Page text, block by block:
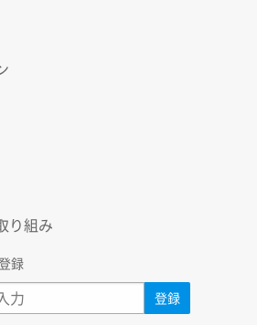
り組み
録